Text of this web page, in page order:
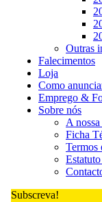
Outras
Falecimentos
Loja
Como
Emprego &
Sobre nós
A
Ficha
Termos
Subscreva!